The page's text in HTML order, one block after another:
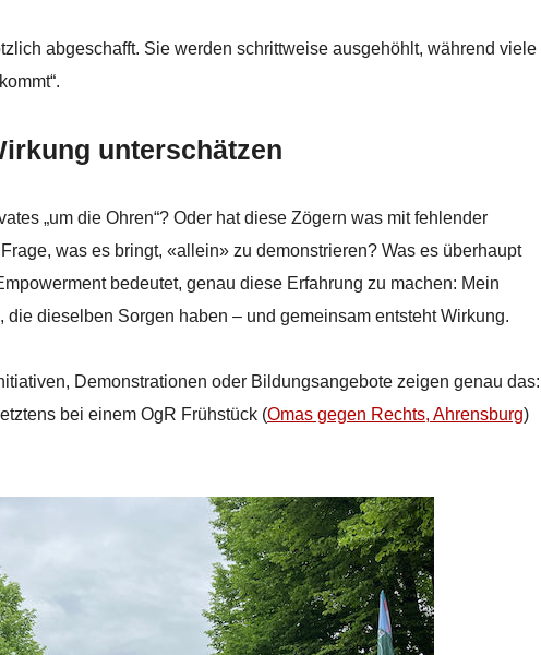
abgeschafft. Sie werden schrittweise ausgehöhlt, während viele
unterschätzen
„um die Ohren“? Oder hat diese Zögern was mit fehlender
was es bringt, «allein» zu demonstrieren? Was es überhaupt
bedeutet, genau diese Erfahrung zu machen: Mein
dieselben Sorgen haben – und gemeinsam entsteht Wirkung.
Demonstrationen oder Bildungsangebote zeigen genau das:
bei einem OgR Frühstück (Omas gegen Rechts, Ahrensburg)